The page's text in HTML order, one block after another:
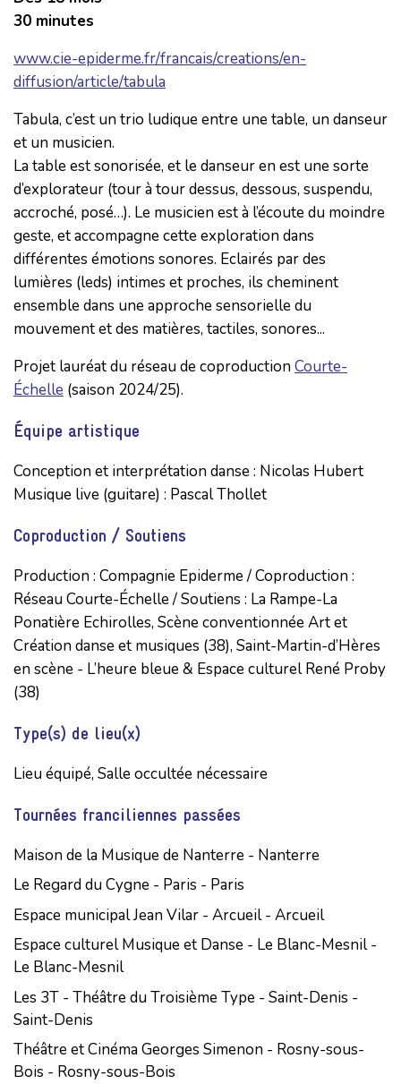
30 minutes
www.cie-epiderme.fr/francais/creations/en-
diffusion/article/tabula
Tabula, c’est un trio ludique entre une table, un danseur
et un musicien.
La table est sonorisée, et le danseur en est une sorte
d’explorateur (tour à tour dessus, dessous, suspendu,
accroché, posé…). Le musicien est à l’écoute du moindre
geste, et accompagne cette exploration dans
différentes émotions sonores. Eclairés par des
lumières (leds) intimes et proches, ils cheminent
ensemble dans une approche sensorielle du
mouvement et des matières, tactiles, sonores...
Projet lauréat du réseau de coproductionCourte-
Échelle (saison 2024/25).
Équipe artistique
Conception et interprétation danse : Nicolas Hubert
Musique live (guitare) : Pascal Thollet
Coproduction / Soutiens
Production : Compagnie Epiderme / Coproduction :
Réseau Courte-Échelle / Soutiens : La Rampe-La
Ponatière Echirolles, Scène conventionnée Art et
Création danse et musiques (38), Saint-Martin-d’Hères
en scène - L’heure bleue & Espace culturel René Proby
(38)
Type(s) de lieu(x)
Lieu équipé, Salle occultée nécessaire
Tournées franciliennes passées
Maison de la Musique de Nanterre - Nanterre
Le Regard du Cygne - Paris - Paris
Espace municipal Jean Vilar - Arcueil - Arcueil
Espace culturel Musique et Danse - Le Blanc-Mesnil -
Le Blanc-Mesnil
Les 3T - Théâtre du Troisième Type - Saint-Denis -
Saint-Denis
Théâtre et Cinéma Georges Simenon - Rosny-sous-
Bois - Rosny-sous-Bois